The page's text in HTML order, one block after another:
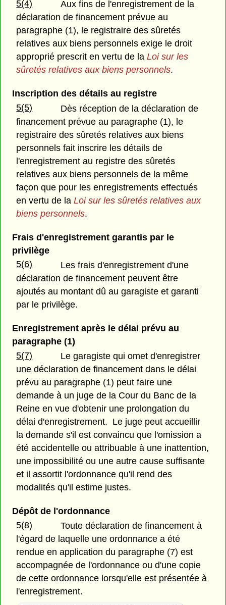
5(4)
Aux fins de l'enregistrement de la
déclaration de financement prévue au
paragraphe (1), le registraire des sûretés
relatives aux biens personnels exige le droit
approprié prescrit en vertu de la Loi sur les
sûretés relatives aux biens personnels.
Inscription des détails au registre
5(5)
Dès réception de la déclaration de
financement prévue au paragraphe (1), le
registraire des sûretés relatives aux biens
personnels fait inscrire les détails de
l'enregistrement au registre des sûretés
relatives aux biens personnels de la même
façon que pour les enregistrements effectués
en vertu de laLoi sur les sûretés relatives aux
biens personnels.
Frais d'enregistrement garantis par le
privilège
5(6)
Les frais d'enregistrement d'une
déclaration de financement peuvent être
ajoutés au montant dû au garagiste et garanti
par le privilège.
Enregistrement après le délai prévu au
paragraphe (1)
5(7)
Le garagiste qui omet d'enregistrer
une déclaration de financement dans le délai
prévu au paragraphe (1) peut faire une
demande à un juge de la Cour du Banc de la
Reine en vue d'obtenir une prolongation du
délai d'enregistrement. Le juge peut accueillir
la demande s'il est convaincu que l'omission a
été accidentelle ou attribuable à une inattention,
une impossibilité ou une autre cause suffisante
et il assortit l'ordonnance qu'il rend des
modalités qu'il estime justes.
Dépôt de l'ordonnance
5(8)
Toute déclaration de financement à
l'égard de laquelle une ordonnance a été
rendue en application du paragraphe (7) est
accompagnée de l'ordonnance ou d'une copie
de cette ordonnance lorsqu'elle est présentée à
l'enregistrement.